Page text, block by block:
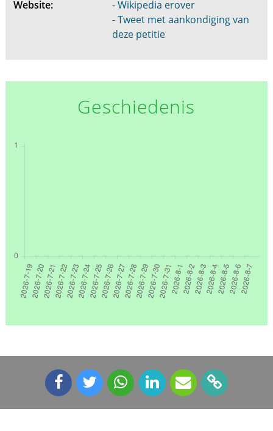
Website:
- Wikipedia erover
- Tweet met aankondiging van
deze petitie
Geschiedenis